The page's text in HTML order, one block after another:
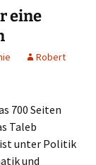
eine
Robert
700 Seiten
Taleb
unter Politik
und